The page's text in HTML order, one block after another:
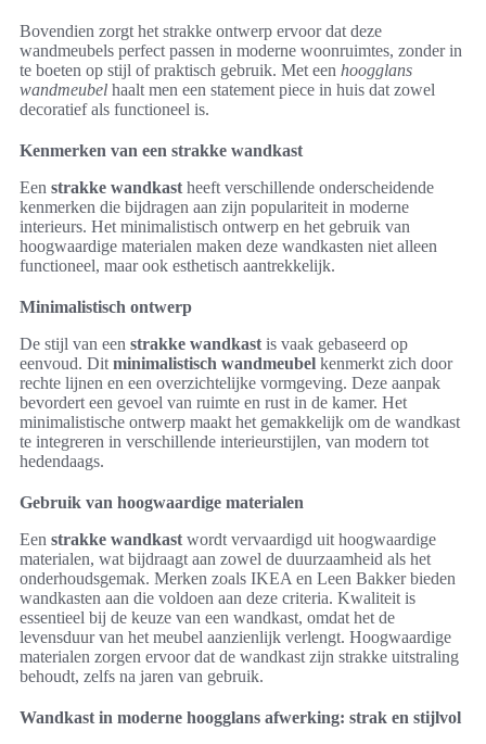
Bovendien zorgt het strakke ontwerp ervoor dat deze
wandmeubels perfect passen in moderne woonruimtes, zonder in
te boeten op stijl of praktisch gebruik. Met een hoogglans
wandmeubel haalt men een statement piece in huis dat zowel
decoratief als functioneel is.
Kenmerken van een strakke wandkast
Een strakke wandkast heeft verschillende onderscheidende
kenmerken die bijdragen aan zijn populariteit in moderne
interieurs. Het minimalistisch ontwerp en het gebruik van
hoogwaardige materialen maken deze wandkasten niet alleen
functioneel, maar ook esthetisch aantrekkelijk.
Minimalistisch ontwerp
De stijl van een strakke wandkast is vaak gebaseerd op
eenvoud. Dit minimalistisch wandmeubel kenmerkt zich door
rechte lijnen en een overzichtelijke vormgeving. Deze aanpak
bevordert een gevoel van ruimte en rust in de kamer. Het
minimalistische ontwerp maakt het gemakkelijk om de wandkast
te integreren in verschillende interieurstijlen, van modern tot
hedendaags.
Gebruik van hoogwaardige materialen
Een strakke wandkast wordt vervaardigd uit hoogwaardige
materialen, wat bijdraagt aan zowel de duurzaamheid als het
onderhoudsgemak. Merken zoals IKEA en Leen Bakker bieden
wandkasten aan die voldoen aan deze criteria. Kwaliteit is
essentieel bij de keuze van een wandkast, omdat het de
levensduur van het meubel aanzienlijk verlengt. Hoogwaardige
materialen zorgen ervoor dat de wandkast zijn strakke uitstraling
behoudt, zelfs na jaren van gebruik.
Wandkast in moderne hoogglans afwerking: strak en stijlvol